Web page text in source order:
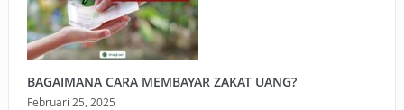
BAGAIMANA CARA MEMBAYAR ZAKAT UANG?
Februari 25, 2025